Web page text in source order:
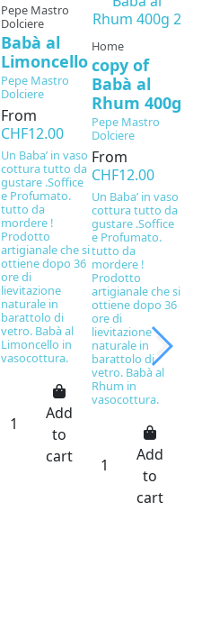
Pepe Mastro
Dolciere
Babà al
Limoncello
Pepe Mastro
Dolciere
From
CHF12.00
Un Baba’ in vaso
cottura tutto da
gustare .Soffice
e Profumato.
tutto da
mordere !
Prodotto
artigianale che si
ottiene dopo 36
ore di
lievitazione
naturale in
barattolo di
vetro. Babà al
Limoncello in
vasocottura.
Add
to
cart
Home
copy of
Babà al
Rhum 400g
Pepe Mastro
Dolciere
From
CHF12.00
Un Baba’ in vaso
cottura tutto da
gustare .Soffice
e Profumato.
tutto da
mordere !
Prodotto
artigianale che si
ottiene dopo 36
ore di
lievitazione
naturale in
barattolo di
vetro. Babà al
Rhum in
vasocottura.
Add
to
cart